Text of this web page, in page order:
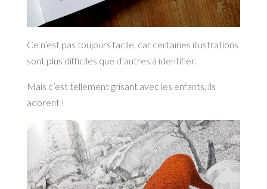
Ce n’est pas toujours facile, car certaines illustrations
sont plus difficiles que d’autres à identifier.
Mais c’est tellement grisant avec les enfants, ils
adorent !